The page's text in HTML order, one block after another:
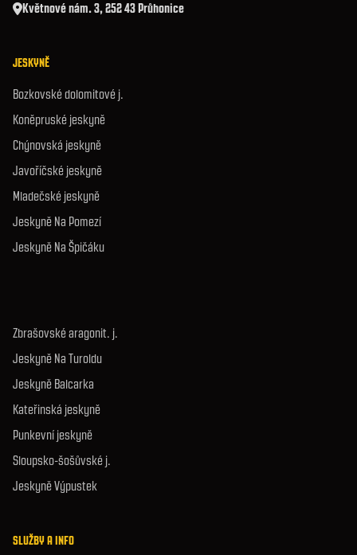
Květnové nám. 3, 252 43 Průhonice
JESKYNĚ
Bozkovské dolomitové j.
Koněpruské jeskyně
Chýnovská jeskyně
Javoříčské jeskyně
Mladečské jeskyně
Jeskyně Na Pomezí
Jeskyně Na Špičáku
Zbrašovské aragonit. j.
Jeskyně Na Turoldu
Jeskyně Balcarka
Kateřinská jeskyně
Punkevní jeskyně
Sloupsko-šošůvské j.
Jeskyně Výpustek
SLUŽBY A INFO